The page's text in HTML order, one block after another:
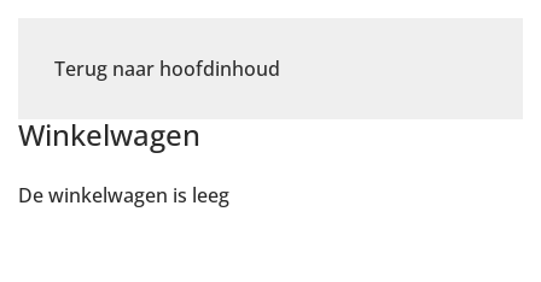
Terug naar hoofdinhoud
Winkelwagen
De winkelwagen is leeg